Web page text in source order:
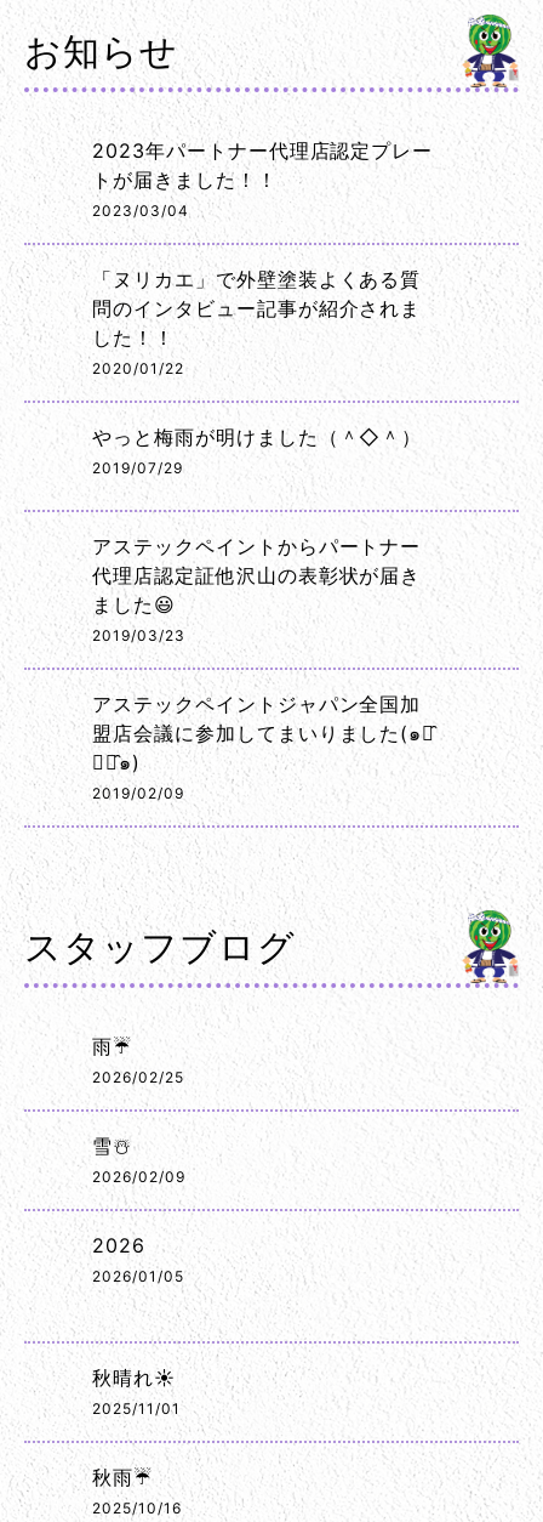
お知らせ
2023年パートナー代理店認定プレー
トが届きました！！
2023/03/04
「ヌリカエ」で外壁塗装よくある質
問のインタビュー記事が紹介されま
した！！
2020/01/22
やっと梅雨が明けました（＾◇＾）
2019/07/29
アステックペイントからパートナー
代理店認定証他沢山の表彰状が届き
ました😃
2019/03/23
アステックペイントジャパン全国加
盟店会議に参加してまいりました(๑･̑
◡･̑๑)
2019/02/09
スタッフブログ
雨☔
2026/02/25
雪☃️
2026/02/09
2026
2026/01/05
秋晴れ☀️
2025/11/01
秋雨☔
2025/10/16